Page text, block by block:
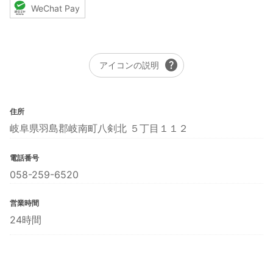
WeChat Pay
アイコンの説明 help
住所
岐阜県羽島郡岐南町八剣北 ５丁目１１２
電話番号
058-259-6520
営業時間
24時間